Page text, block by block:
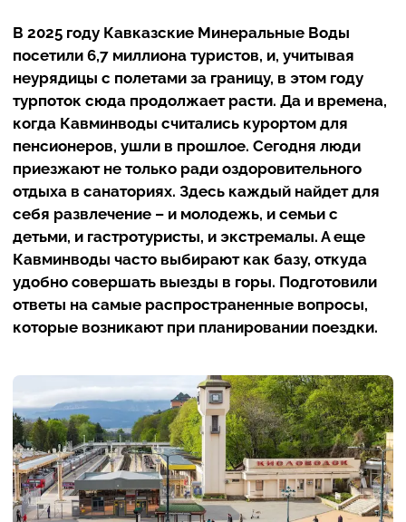
В 2025 году Кавказские Минеральные Воды
посетили 6,7 миллиона туристов, и, учитывая
неурядицы с полетами за границу, в этом году
турпоток сюда продолжает расти. Да и времена,
когда Кавминводы считались курортом для
пенсионеров, ушли в прошлое. Сегодня люди
приезжают не только ради оздоровительного
отдыха в санаториях. Здесь каждый найдет для
себя развлечение – и молодежь, и семьи с
детьми, и гастротуристы, и экстремалы. А еще
Кавминводы часто выбирают как базу, откуда
удобно совершать выезды в горы. Подготовили
ответы на самые распространенные вопросы,
которые возникают при планировании поездки.